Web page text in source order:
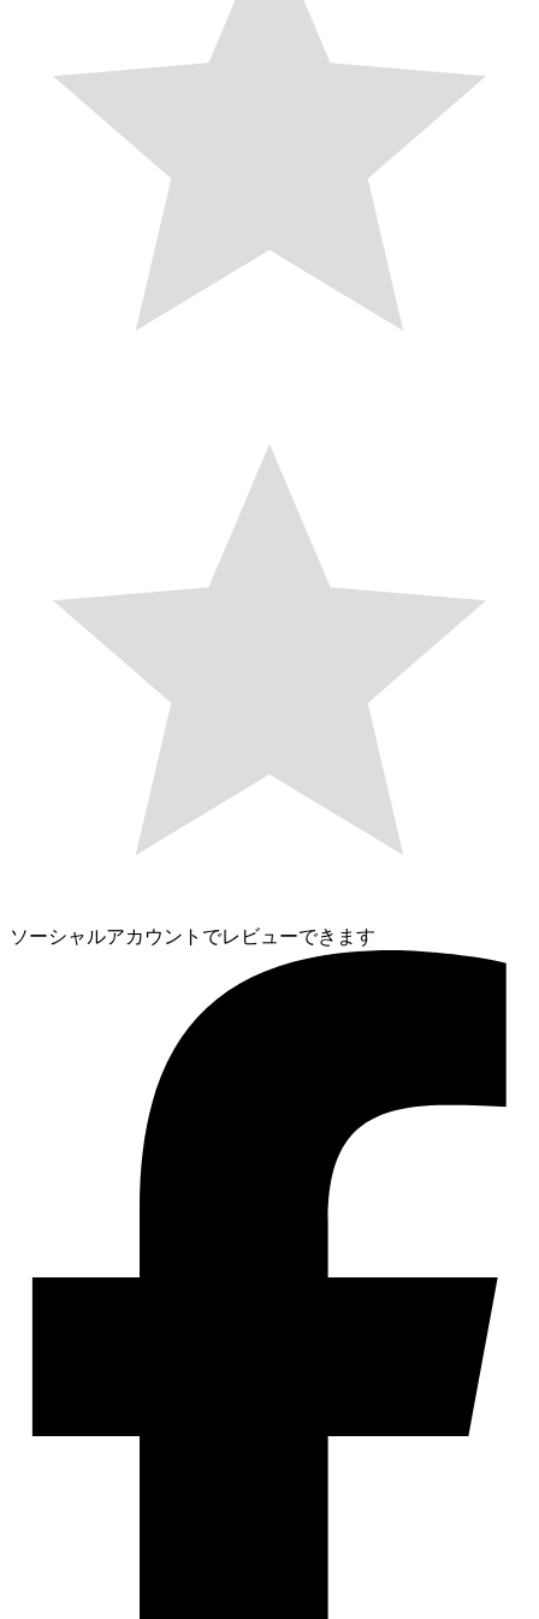
ソーシャルアカウントでレビューできます